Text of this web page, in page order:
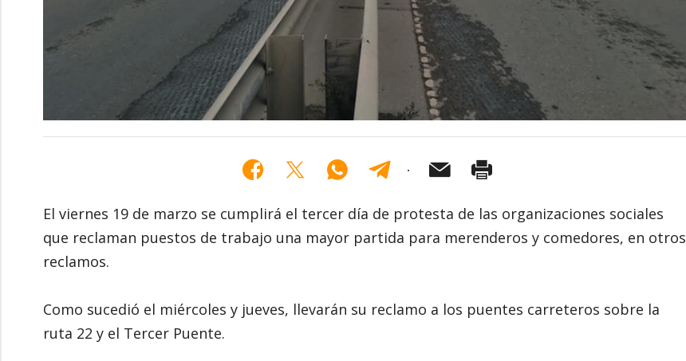
El viernes 19 de marzo se cumplirá el tercer día de protesta de las organizaciones sociales
que reclaman puestos de trabajo una mayor partida para merenderos y comedores, en otros
reclamos.
Como sucedió el miércoles y jueves, llevarán su reclamo a los puentes carreteros sobre la
ruta 22 y el Tercer Puente.